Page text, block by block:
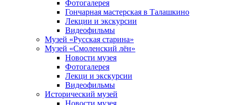
Фотогалерея
Гончарная мастерская в Талашкино
Лекции и экскурсии
Видеофильмы
Музей «Русская старина»
Музей «Смоленский лён»
Новости музея
Фотогалерея
Лекци и экскурсии
Видеофильмы
Исторический музей
Новости музея